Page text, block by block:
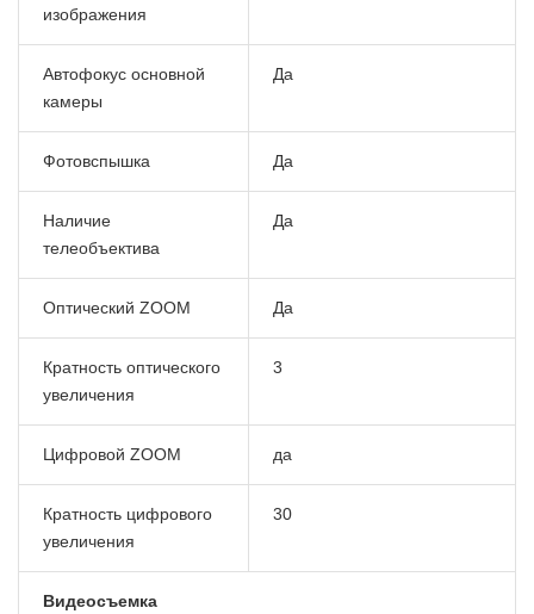
изображения
Автофокус основной
камеры
Да
Фотовспышка Да
Наличие
телеобъектива
Да
Оптический ZOOM Да
Кратность оптического
увеличения
3
Цифровой ZOOM да
Кратность цифрового
увеличения
30
Видеосъемка